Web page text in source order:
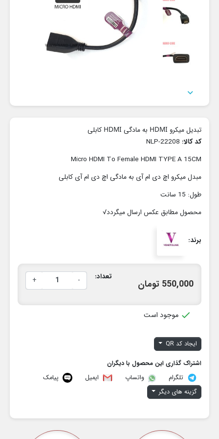

تبدیل میکرو HDMI به مادگی HDMI کابلی
کد کالا:
Micro HDMI To Female HDMI TYPE A 15CM
مبدل میکرو اچ دی ام آی به مادگی اچ دی ام آی کابلی
طول: 15 سانت
محصول مطابق عکس ارسال میگردد√
برند:
550,000 تومان
تعداد: -
+
 موجود است
ایجاد کد QR
اشتراک گذاری این محصول با دیگران
تلگرام
واتساپ ایمیل
پیامک
گزینه های دیگر